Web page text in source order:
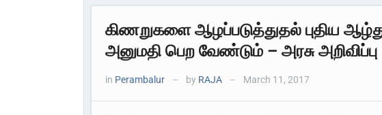
கிணறுகளை ஆழப்படுத்துதல் புதிய
அனுமதி பெற வேண்டும் – அரசு அறிவிப்பு
in Perambalur — by RAJA — March 11, 2017